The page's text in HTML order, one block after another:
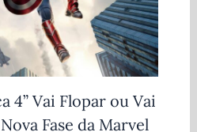
4” Vai Flopar ou Vai
Fase da Marvel